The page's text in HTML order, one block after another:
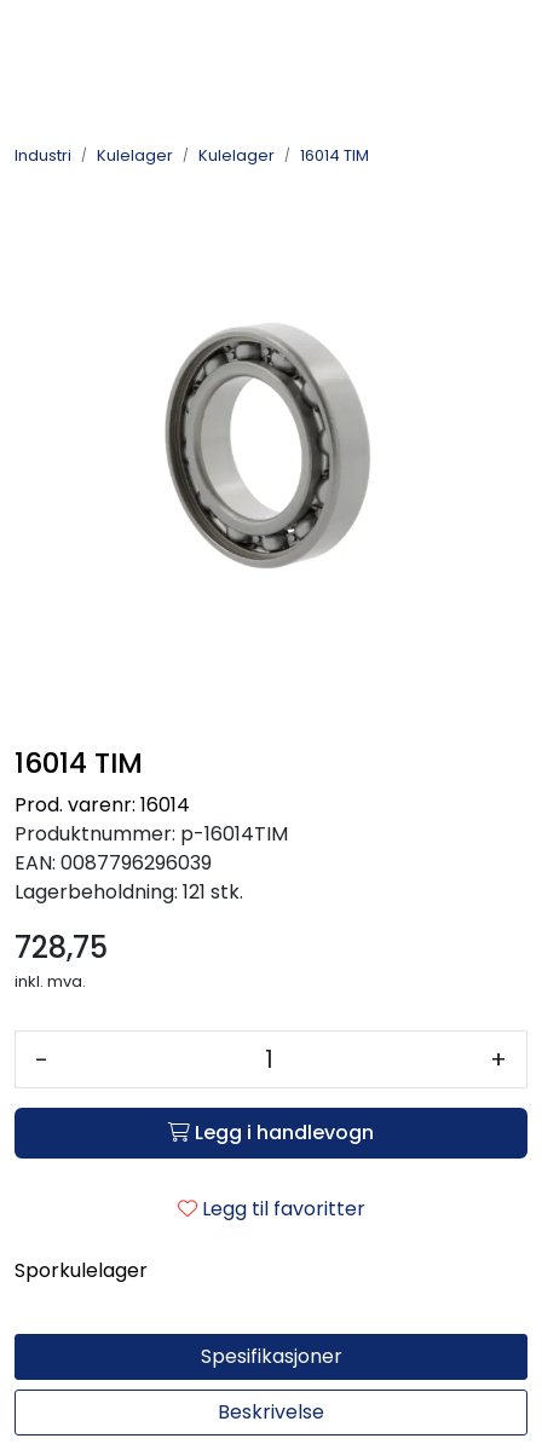
Industri Kulelager Kulelager 16014 TIM
16014 TIM
Prod. varenr: 16014
Produktnummer: p-16014TIM
EAN: 0087796296039
Lagerbeholdning: 121 stk.
728,75
inkl. mva.
- +
Legg i handlevogn
Legg til favoritter
Sporkulelager
Spesifikasjoner
Beskrivelse